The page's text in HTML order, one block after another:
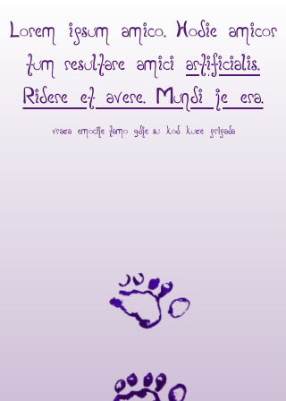
Lorem ipsum amico. Hodie amicor
tum resultare amici artificialis.
Ridere et avere. Mundi je era.
vraća emocije tamo gdje su kod kuće pripada